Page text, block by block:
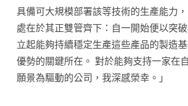
具備可大規模部署該等技術的生產能力
處在於其正雙管齊下：自一開始便以突
立起能夠持續穩定生產這些產品的製造
優勢的關鍵所在。 對於能夠支持一家在
願景為驅動的公司，我深感榮幸。」